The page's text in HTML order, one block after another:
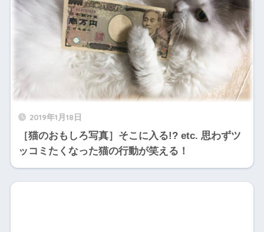
2019年1月18日
［猫のおもしろ写真］そこに入る!? etc. 思わずツ
ッコミたくなった猫の行動が笑える！